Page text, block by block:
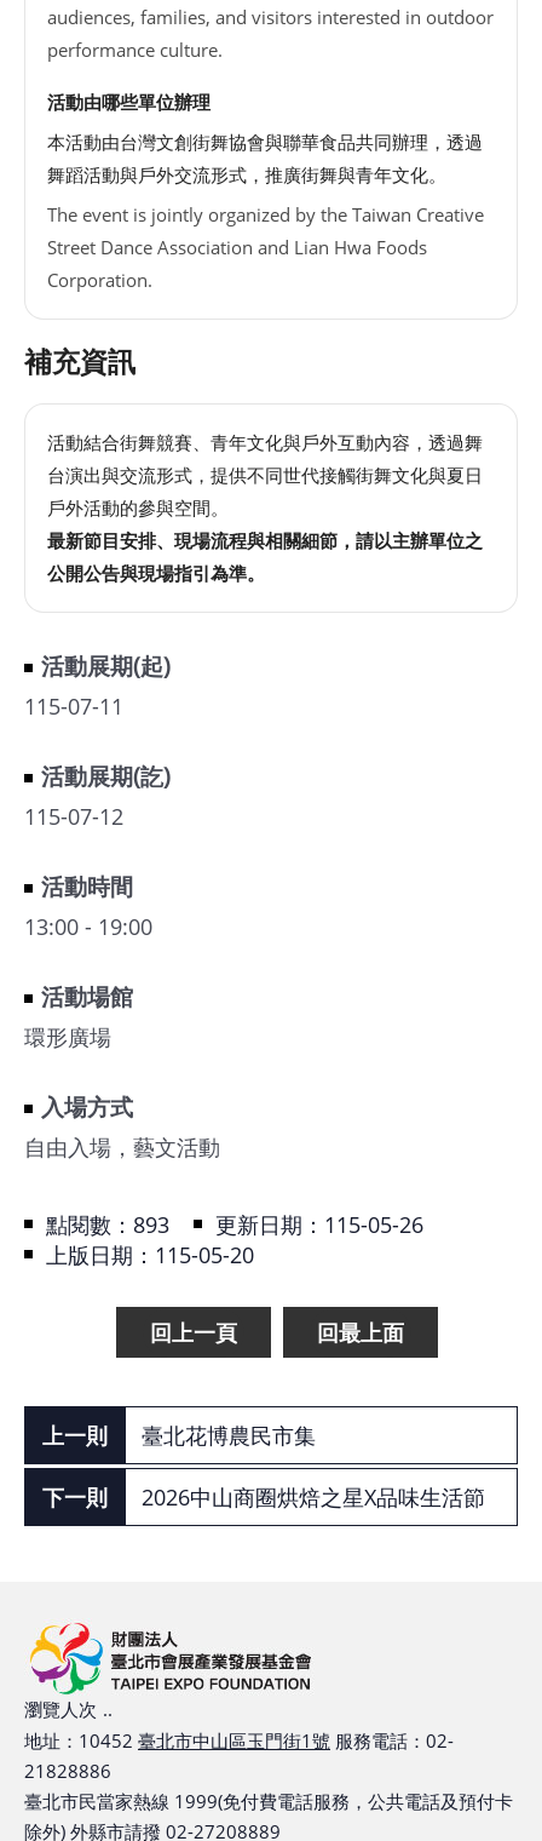
audiences, families, and visitors interested in outdoor
performance culture.
活動由哪些單位辦理
本活動由台灣文創街舞協會與聯華食品共同辦理，透過
舞蹈活動與戶外交流形式，推廣街舞與青年文化。
The event is jointly organized by the Taiwan Creative
Street Dance Association and Lian Hwa Foods
Corporation.
補充資訊
活動結合街舞競賽、青年文化與戶外互動內容，透過舞
台演出與交流形式，提供不同世代接觸街舞文化與夏日
戶外活動的參與空間。
最新節目安排、現場流程與相關細節，請以主辦單位之
公開公告與現場指引為準。
活動展期(起)
115-07-11
活動展期(訖)
115-07-12
活動時間
13:00 - 19:00
活動場館
環形廣場
入場方式
自由入場，藝文活動
點閱數： 893
更新日期：115-05-26
上版日期：115-05-20
回上一頁 回最上面
臺北花博農民市集
2026中山商圈烘焙之星X品味生活節
瀏覽人次 ..
地址：10452 臺北市中山區玉門街1號 服務電話：02-
21828886
臺北市民當家熱線 1999(免付費電話服務，公共電話及預付卡
除外) 外縣市請撥 02-27208889